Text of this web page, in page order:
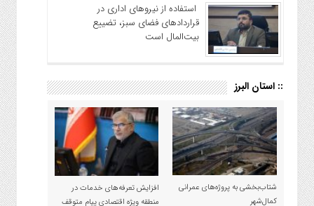
استفاده از نیروهای اداری در
قراردادهای فضای سبز، تضییع
بیت‌المال است
:: استان البرز
شتاب‌بخشی به پروژه‌های عمرانی
کمال‌شهر
افزایش تعرفه‌های خدمات در
منطقه ویژه اقتصادی پیام متوقف